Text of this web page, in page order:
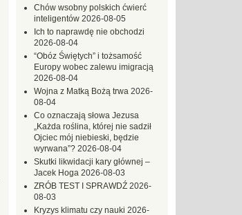
Chów wsobny polskich ćwierć
inteligentów 2026-08-05
Ich to naprawdę nie obchodzi
2026-08-04
“Obóz Świętych” i tożsamość
Europy wobec zalewu imigracją
2026-08-04
Wojna z Matką Bożą trwa 2026-
08-04
Co oznaczają słowa Jezusa
„Każda roślina, której nie sadził
Ojciec mój niebieski, będzie
wyrwana”? 2026-08-04
Skutki likwidacji kary głównej –
Jacek Hoga 2026-08-03
ZRÓB TEST I SPRAWDŹ 2026-
08-03
Kryzys klimatu czy nauki 2026-